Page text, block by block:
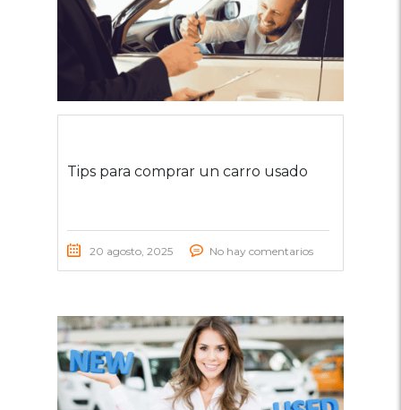
Tips para comprar un carro usado
20 agosto, 2025 No hay comentarios